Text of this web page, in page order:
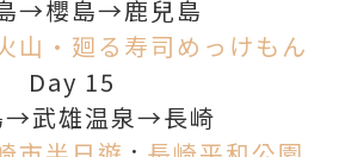
→櫻島→鹿兒島
山•廻る寿司めっけもん
Day 15
→武雄温泉→長崎